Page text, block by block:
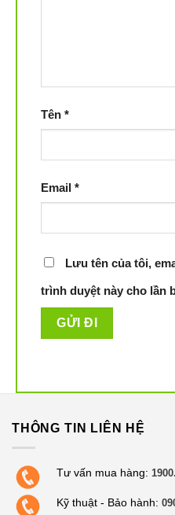
Tên *
Email *
Lưu tên của tôi,
trình duyệt này cho lần
THÔNG TIN LIÊN HỆ
Tư vấn mua hàng:
Kỹ thuật - Bảo hành: